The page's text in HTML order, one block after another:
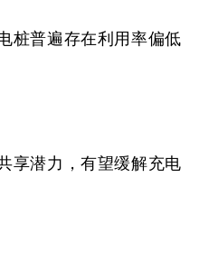
桩普遍存在利用率偏低
享潜力，有望缓解充电